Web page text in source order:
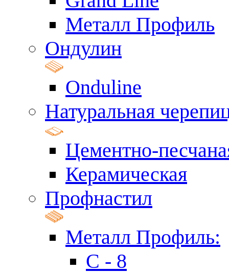
Металл Профиль
Ондулин
Onduline
Натуральная
Цементно-
Керамическая
Профнастил
Металл Профиль:
C - 8